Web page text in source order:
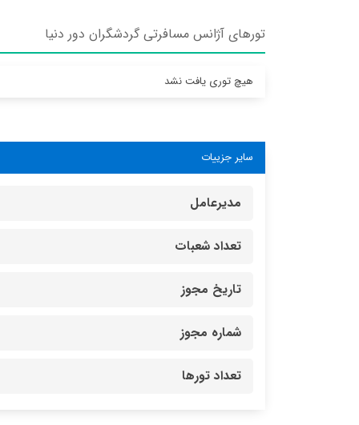
تورهای آژانس مسافرتی گردشگران دور دنيا
هیچ توری یافت نشد
سایر جزییات
مدیرعامل
تعداد شعبات
تاریخ مجوز
شماره مجوز
تعداد تورها